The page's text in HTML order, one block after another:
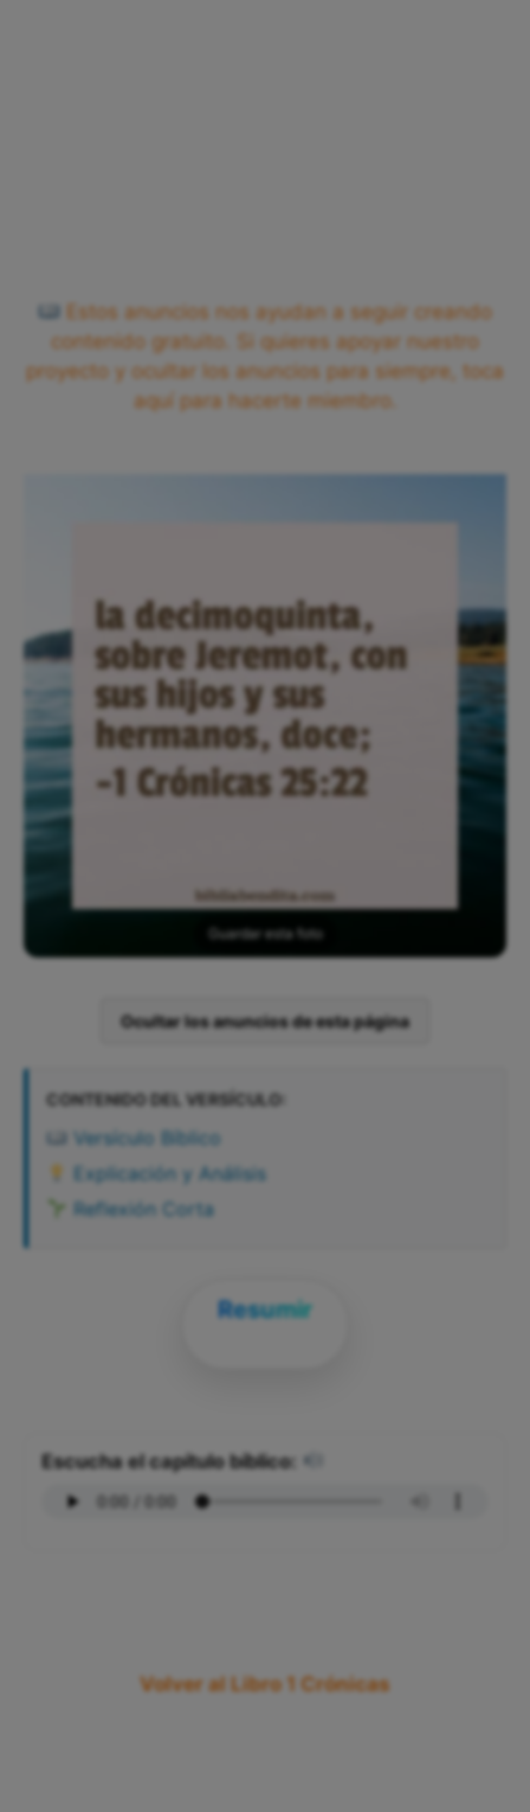
Estos anuncios nos ayudan a seguir creando
contenido gratuito. Si quieres apoyar nuestro
proyecto y ocultar los anuncios para siempre, toca
aquí para hacerte miembro.
Guardar esta foto
Ocultar los anuncios de esta página
CONTENIDO DEL VERSÍCULO:
Versículo Bíblico
Explicación y Análisis
Reflexión Corta
Resumir
Escucha el capítulo bíblico:
Volver al Libro 1 Crónicas